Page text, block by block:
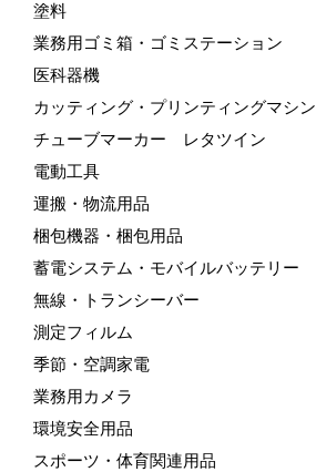
塗料
業務用ゴミ箱・ゴミステーション
医科器機
カッティング・プリンティングマシン
チューブマーカー レタツイン
電動工具
運搬・物流用品
梱包機器・梱包用品
蓄電システム・モバイルバッテリー
無線・トランシーバー
測定フィルム
季節・空調家電
業務用カメラ
環境安全用品
スポーツ・体育関連用品